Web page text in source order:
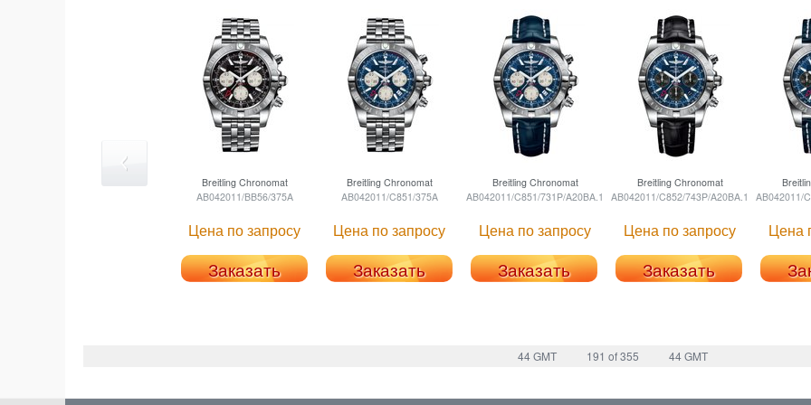
BreitlingChronomat
AB042011/BB56/375A
Цена по запросу
Заказать
BreitlingChronomat
AB042011/C851/375A
Цена по запросу
Заказать
BreitlingChronomat
AB042011/C851/731P/A20BA.1
Цена по запросу
Заказать
BreitlingChronomat
AB042011/C852/743P/A20BA.1
Цена по запросу
Заказать
AB042011/
Цена
44 GMT 191 of 355 44 GMT